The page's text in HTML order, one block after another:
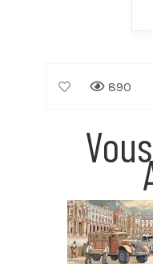
890